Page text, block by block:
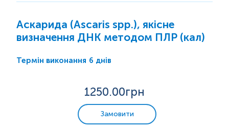
Аскарида (Ascaris spp.), якісне
визначення ДНК методом ПЛР (кал)
Термін виконання 6 днів
1250.00грн
Замовити